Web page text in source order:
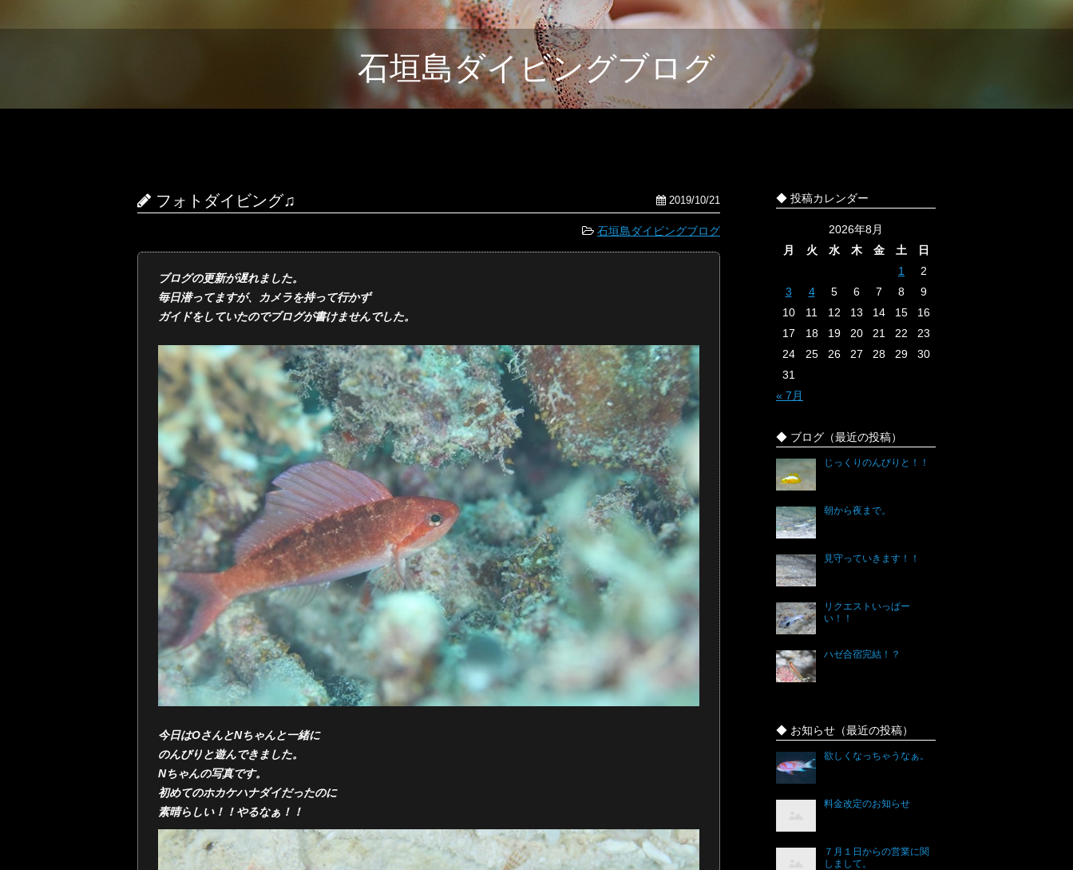
石垣島ダイビングブログ
フォトダイビング♫ 2019/10/21
石垣島ダイビングブログ
ブログの更新が遅れました。
毎日潜ってますが、カメラを持って行かず
ガイドをしていたのでブログが書けませんでした。
今日はOさんとNちゃんと一緒に
のんびりと遊んできました。
Nちゃんの写真です。
初めてのホカケハナダイだったのに
素晴らしい！！やるなぁ！！
◆ 投稿カレンダー
2026年8月
月
火 水 木 金 土
日
1
2
3
4 5 6 7 8
9
10
11 12 13 14 15
16
17
18 19 20 21 22
23
24
25 26 27 28 29
30
31
« 7月
◆ ブログ（最近の投稿）
じっくりのんびりと！！
朝から夜まで。
見守っていきます！！
リクエストいっぱー
い！！
ハゼ合宿完結！？
◆ お知らせ（最近の投稿）
欲しくなっちゃうなぁ。
料金改定のお知らせ
７月１日からの営業に関
しまして。